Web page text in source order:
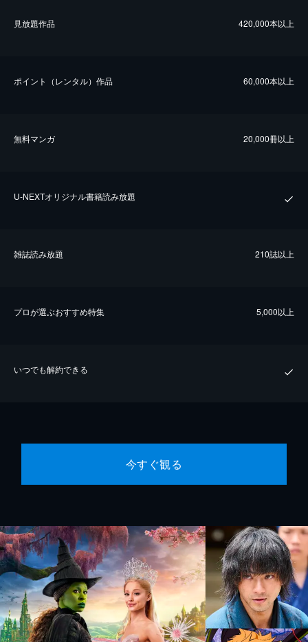
⾒放題作品 420,000本以上
ポイント（レンタル）作品 60,000本以上
無料マンガ 20,000冊以上
U-NEXTオリジナル書籍読み放題
雑誌読み放題 210誌以上
プロが選ぶおすすめ特集 5,000以上
いつでも解約できる
今すぐ観る